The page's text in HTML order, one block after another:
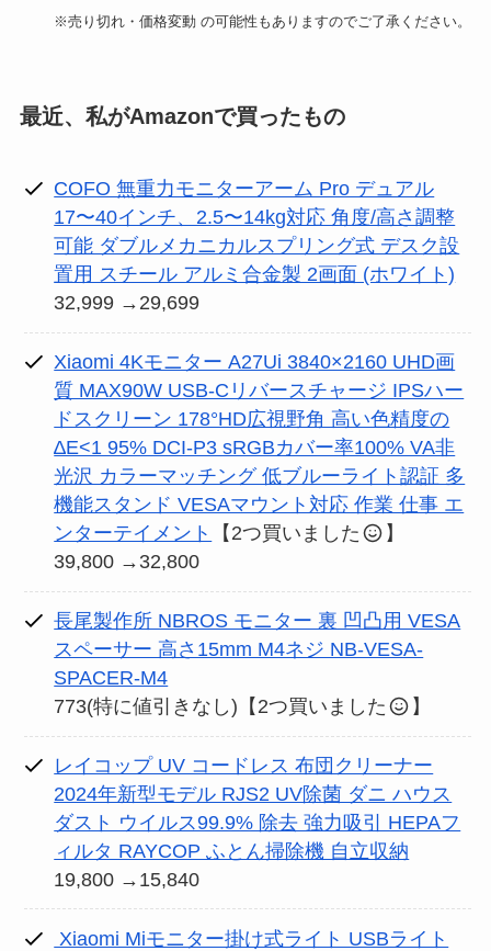
※売り切れ・価格変動 の可能性もありますのでご了承ください。
最近、私がAmazonで買ったもの
COFO 無重力モニターアーム Pro デュアル
17〜40インチ、2.5〜14kg対応 角度/高さ調整
可能 ダブルメカニカルスプリング式 デスク設
置用 スチール アルミ合金製 2画面 (ホワイト)
32,999 →29,699
Xiaomi 4Kモニター A27Ui 3840×2160 UHD画
質 MAX90W USB-Cリバースチャージ IPSハー
ドスクリーン 178°HD広視野角 高い色精度の
∆E<1 95% DCI-P3 sRGBカバー率100% VA非
光沢 カラーマッチング 低ブルーライト認証 多
機能スタンド VESAマウント対応 作業 仕事 エ
ンターテイメント
【2つ買いました
】
39,800 →32,800
長尾製作所 NBROS モニター 裏 凹凸用 VESA
スペーサー 高さ15mm M4ネジ NB-VESA-
SPACER-M4
773(特に値引きなし)【2つ買いました
】
レイコップ UV コードレス 布団クリーナー
2024年新型モデル RJS2 UV除菌 ダニ ハウス
ダスト ウイルス99.9% 除去 強力吸引 HEPAフ
ィルタ RAYCOP ふとん掃除機 自立収納
19,800 →15,840
Xiaomi Miモニター掛け式ライト USBライト